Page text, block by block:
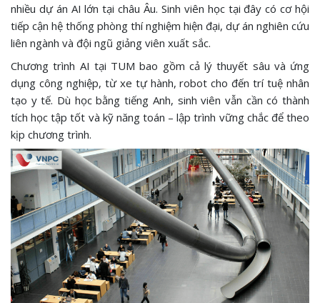
nhiều dự án AI lớn tại châu Âu. Sinh viên học tại đây có cơ hội
tiếp cận hệ thống phòng thí nghiệm hiện đại, dự án nghiên cứu
liên ngành và đội ngũ giảng viên xuất sắc.
Chương trình AI tại TUM bao gồm cả lý thuyết sâu và ứng
dụng công nghiệp, từ xe tự hành, robot cho đến trí tuệ nhân
tạo y tế. Dù học bằng tiếng Anh, sinh viên vẫn cần có thành
tích học tập tốt và kỹ năng toán – lập trình vững chắc để theo
kịp chương trình.